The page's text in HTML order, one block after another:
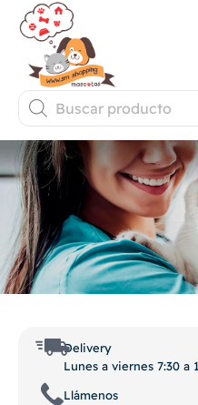
Delivery
Lunes a viernes 7:30 a
Llámenos